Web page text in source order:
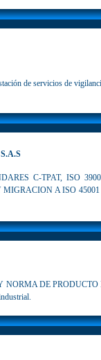
de servicios de
S.A.S
C-TPAT, ISO
A ISO
DE PRODUCTO